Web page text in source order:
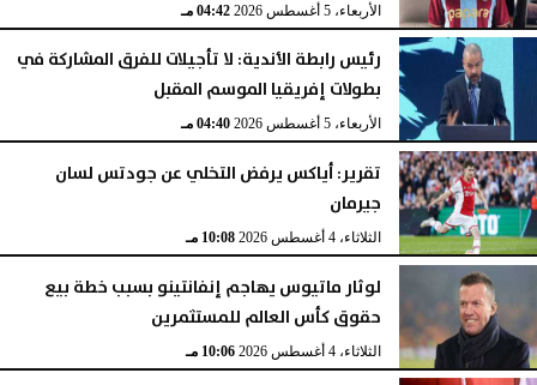
الأربعاء، 5 أغسطس 2026 04:42 مـ
رئيس رابطة الأندية: لا تأجيلات للفرق المشاركة في
بطولات إفريقيا الموسم المقبل
الأربعاء، 5 أغسطس 2026 04:40 مـ
تقرير: أياكس يرفض التخلي عن جودتس لسان
جيرمان
الثلاثاء، 4 أغسطس 2026 10:08 مـ
لوثار ماتيوس يهاجم إنفانتينو بسبب خطة بيع
حقوق كأس العالم للمستثمرين
الثلاثاء، 4 أغسطس 2026 10:06 مـ